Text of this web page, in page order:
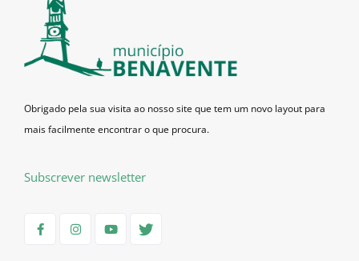
Obrigado pela sua visita ao nosso site que tem um novo layout para
mais facilmente encontrar o que procura.
Subscrever newsletter